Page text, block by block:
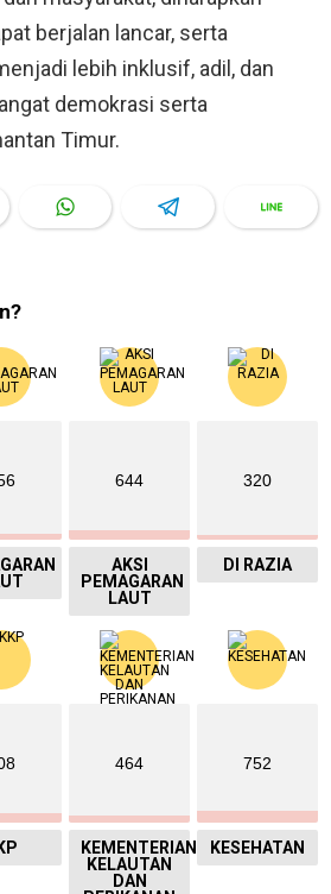
berjalan lancar, serta
lebih inklusif, adil, dan
demokrasi serta
Timur.
644
AKSI
PEMAGARAN
LAUT
320
DI RAZIA
464
KEMENTERIAN
KELAUTAN
DAN
752
KESEHATAN